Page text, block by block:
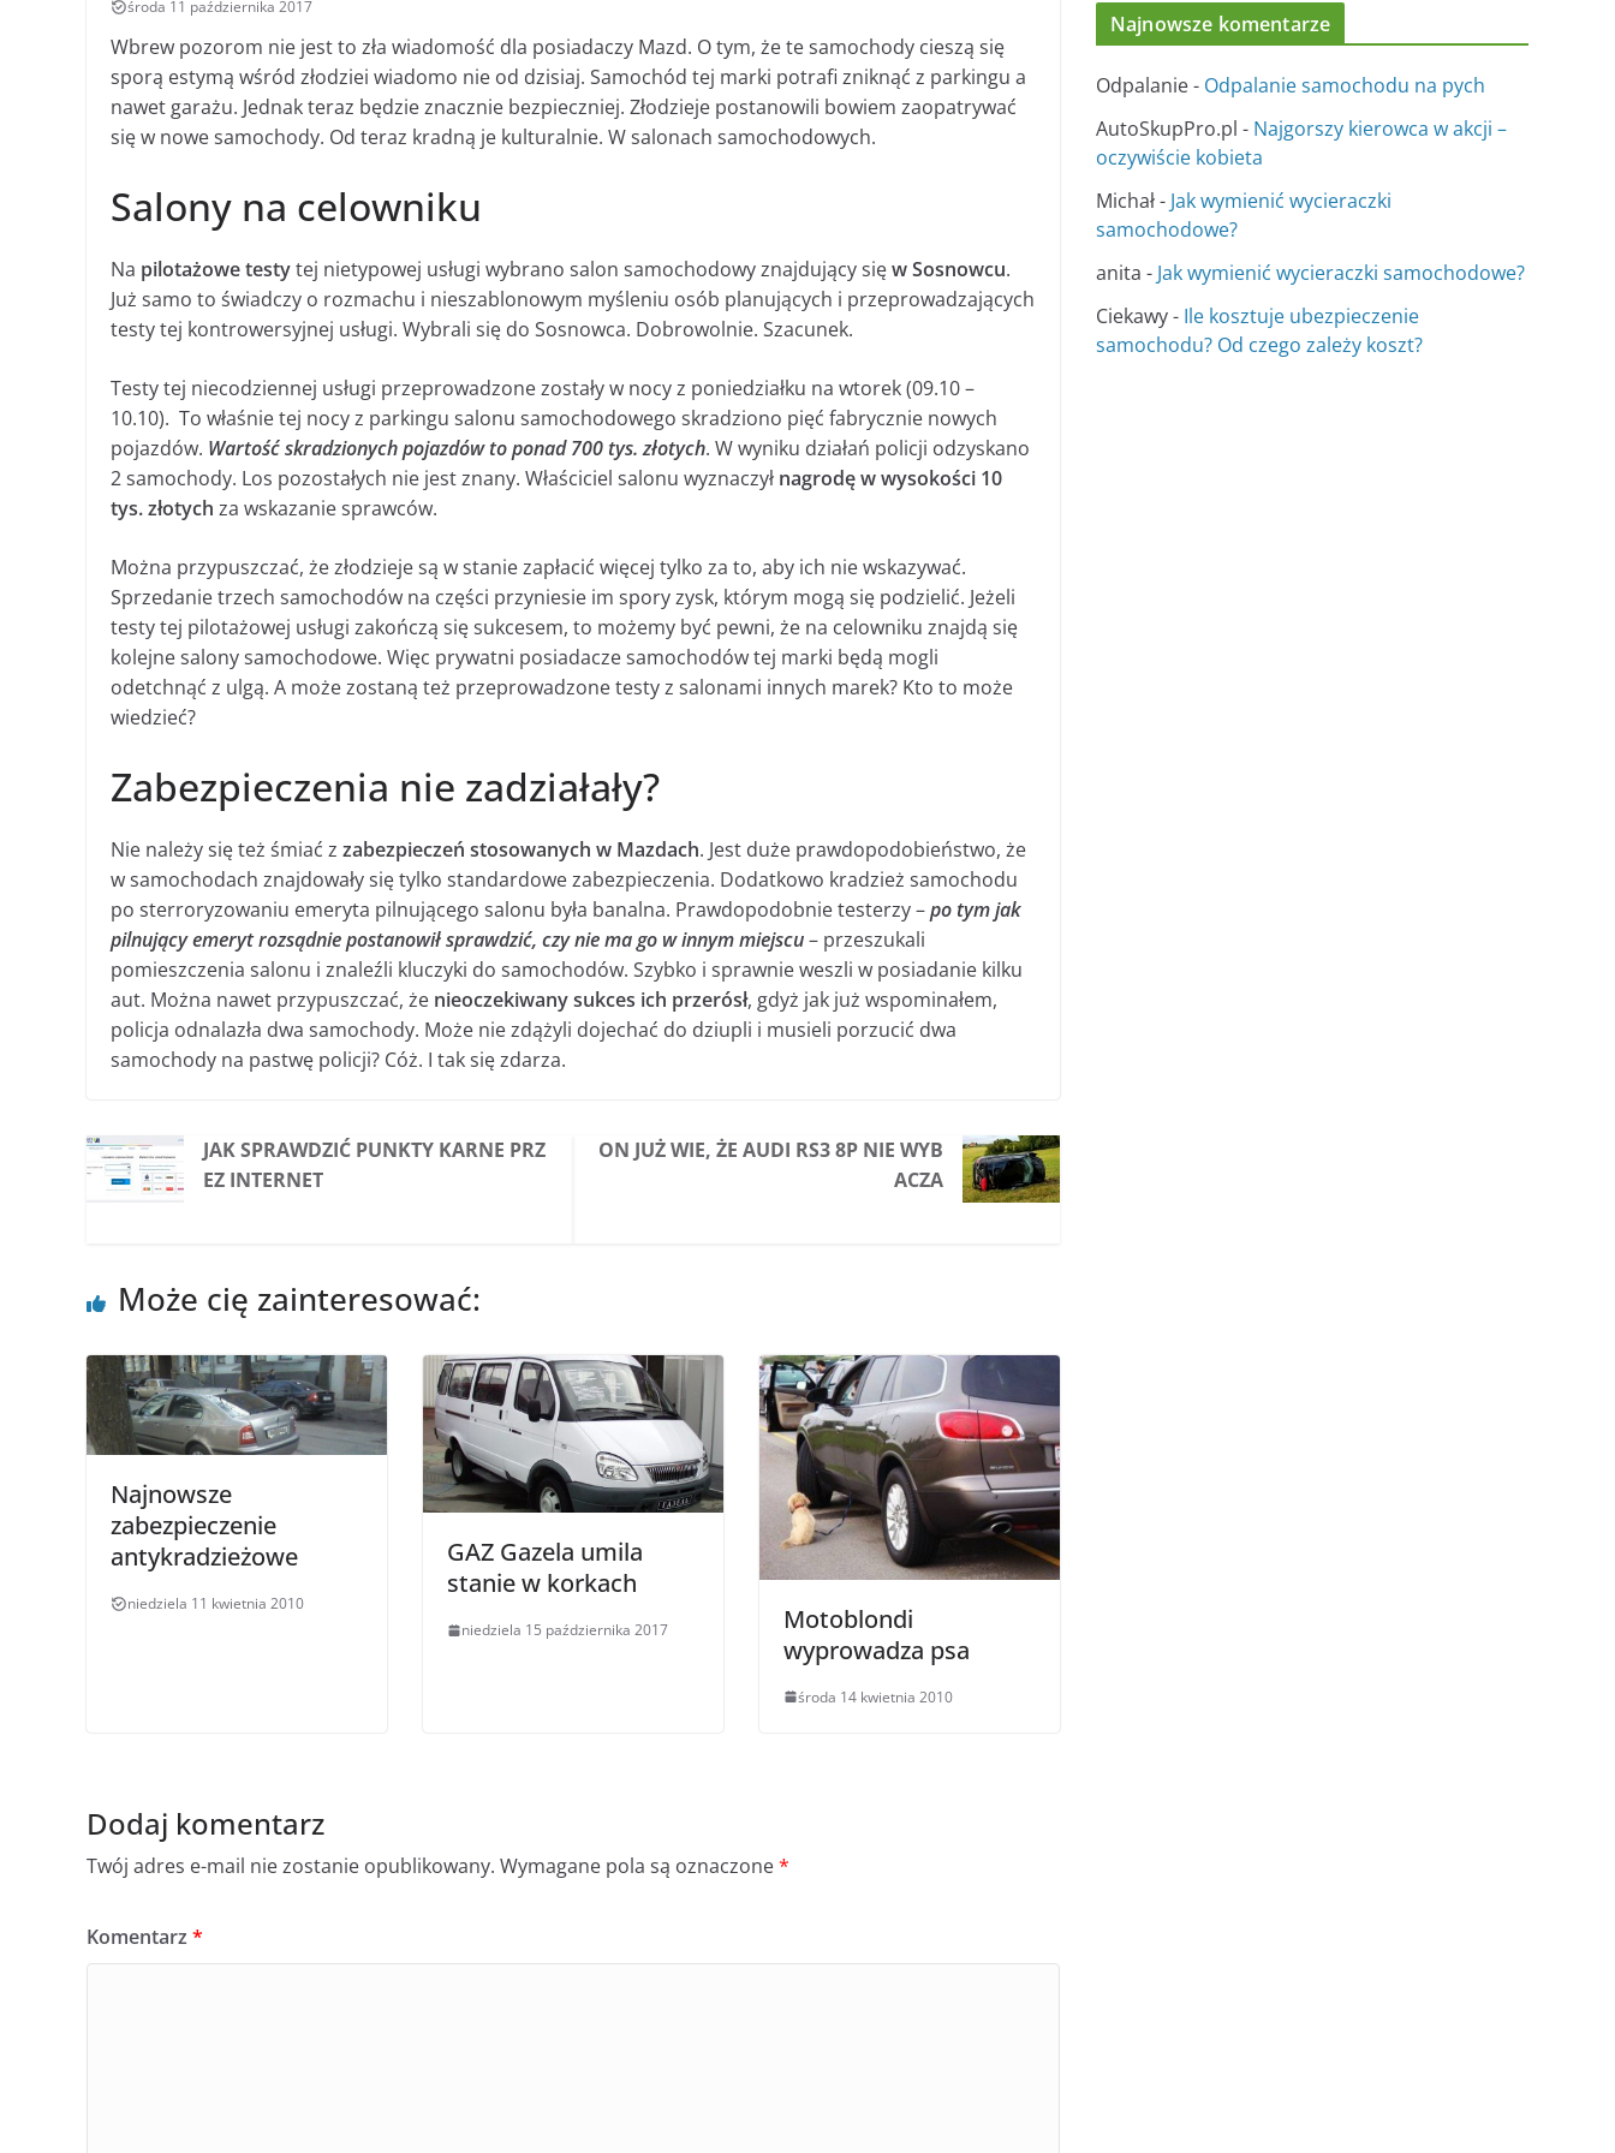
środa 11 października 2017
Wbrew pozorom nie jest to zła wiadomość dla posiadaczy Mazd. O tym, że te samochody cieszą się
sporą estymą wśród złodziei wiadomo nie od dzisiaj. Samochód tej marki potrafi zniknąć z parkingu a
nawet garażu. Jednak teraz będzie znacznie bezpieczniej. Złodzieje postanowili bowiem zaopatrywać
się w nowe samochody. Od teraz kradną je kulturalnie. W salonach samochodowych.
Salony na celowniku
Na pilotażowe testytej nietypowej usługi wybrano salon samochodowy znajdujący sięw Sosnowcu.
Już samo to świadczy o rozmachu i nieszablonowym myśleniu osób planujących i przeprowadzających
testy tej kontrowersyjnej usługi. Wybrali się do Sosnowca. Dobrowolnie. Szacunek.
Testy tej niecodziennej usługi przeprowadzone zostały w nocy z poniedziałku na wtorek (09.10 –
10.10). To właśnie tej nocy z parkingu salonu samochodowego skradziono pięć fabrycznie nowych
pojazdów. Wartość skradzionych pojazdów to ponad 700 tys. złotych. W wyniku działań policji odzyskano
2 samochody. Los pozostałych nie jest znany. Właściciel salonu wyznaczył nagrodę w wysokości 10
tys. złotych za wskazanie sprawców.
Można przypuszczać, że złodzieje są w stanie zapłacić więcej tylko za to, aby ich nie wskazywać.
Sprzedanie trzech samochodów na części przyniesie im spory zysk, którym mogą się podzielić. Jeżeli
testy tej pilotażowej usługi zakończą się sukcesem, to możemy być pewni, że na celowniku znajdą się
kolejne salony samochodowe. Więc prywatni posiadacze samochodów tej marki będą mogli
odetchnąć z ulgą. A może zostaną też przeprowadzone testy z salonami innych marek? Kto to może
wiedzieć?
Zabezpieczenia nie zadziałały?
Nie należy się też śmiać z zabezpieczeń stosowanych w Mazdach. Jest duże prawdopodobieństwo, że
w samochodach znajdowały się tylko standardowe zabezpieczenia. Dodatkowo kradzież samochodu
po sterroryzowaniu emeryta pilnującego salonu była banalna. Prawdopodobnie testerzy –po tym jak
pilnujący emeryt rozsądnie postanowił sprawdzić, czy nie ma go w innym miejscu– przeszukali
pomieszczenia salonu i znaleźli kluczyki do samochodów. Szybko i sprawnie weszli w posiadanie kilku
aut. Można nawet przypuszczać, że nieoczekiwany sukces ich przerósł, gdyż jak już wspominałem,
policja odnalazła dwa samochody. Może nie zdążyli dojechać do dziupli i musieli porzucić dwa
samochody na pastwę policji? Cóż. I tak się zdarza.
JAK SPRAWDZIĆ PUNKTY KARNE PRZ
EZ INTERNET
ON JUŻ WIE, ŻE AUDI RS3 8P NIE WYB
ACZA
Może cię zainteresować:
Najnowsze
zabezpieczenie
antykradzieżowe
niedziela 11 kwietnia 2010
GAZ Gazela umila
stanie w korkach
niedziela 15 października 2017
Motoblondi
wyprowadza psa
środa 14 kwietnia 2010
Dodaj komentarz
Twój adres e-mail nie zostanie opublikowany. Wymagane pola są oznaczone*
Komentarz *
Najnowsze komentarze
Odpalanie- Odpalanie samochodu na pych
AutoSkupPro.pl - Najgorszy kierowca w akcji –
oczywiście kobieta
Michał- Jak wymienić wycieraczki
samochodowe?
anita - Jak wymienić wycieraczki samochodowe?
Ciekawy- Ile kosztuje ubezpieczenie
samochodu? Od czego zależy koszt?